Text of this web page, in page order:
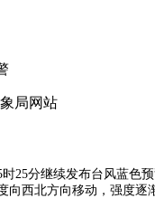
局网站
时25分继续发布台风蓝
向西北方向移动，强度